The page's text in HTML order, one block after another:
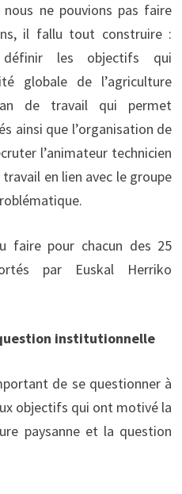
ne pouvions pas faire
il fallu tout construire :
les objectifs qui
globale de l’agriculture
de travail qui permet
ainsi que l’organisation de
l’animateur technicien
en lien avec le groupe
faire pour chacun des 25
par Euskal Herriko
institutionnelle
de se questionner à
objectifs qui ont motivé la
paysanne et la question